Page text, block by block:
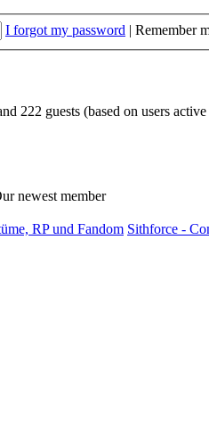
I forgot my password | Remember
222 guests (based on users
newest member
RP und Fandom Sithforce -